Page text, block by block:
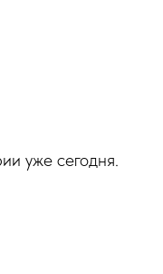
уже сегодня.